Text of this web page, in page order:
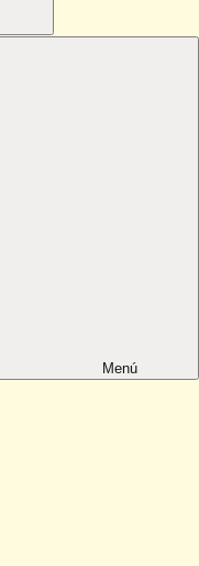
Menú